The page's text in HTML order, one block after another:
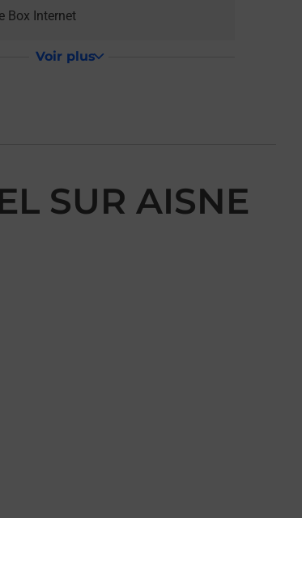
Box Internet
Voir plus
SUR AISNE